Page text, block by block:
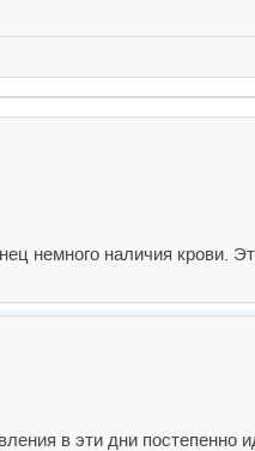
немного наличия крови.
в эти дни постепенно